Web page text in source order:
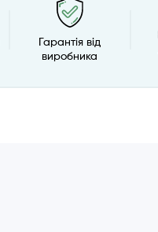
Гарантія від
виробника